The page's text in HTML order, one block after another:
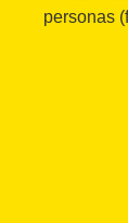
personas